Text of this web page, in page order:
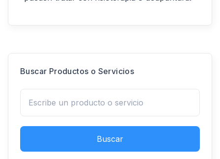
Buscar Productos o Servicios
Buscar